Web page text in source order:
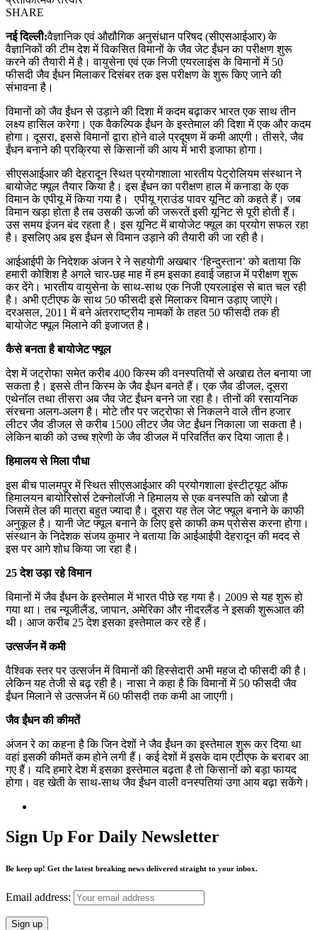
SHARE
नई दिल्लीे:वैज्ञानिक एवं औद्यौगिक अनुसंधान परिषद (सीएसआईआर) के
वैज्ञानिकों की टीम देश में विकसित विमानों के जैव जेट ईंधन का परीक्षण शुरू
करने की तैयारी में है। वायुसेना एवं एक निजी एयरलाइंस के विमानों में 50
फीसदी जैव ईंधन मिलाकर दिसंबर तक इस परीक्षण के शुरू किए जाने की
संभावना है।
विमानों को जैव ईंधन से उड़ाने की दिशा में कदम बढ़ाकर भारत एक साथ तीन
लक्ष्य हासिल करेगा। एक वैकल्पिक ईंधन के इस्तेमाल की दिशा में एक और कदम
होगा। दूसरा, इससे विमानों द्वारा होने वाले प्रदूषण में कमी आएगी। तीसरे, जैव
ईंधन बनाने की प्रक्रिया से किसानों की आय में भारी इजाफा होगा।
सीएसआईआर की देहरादून स्थित प्रयोगशाला भारतीय पेट्रोलियम संस्थान ने
बायोजेट फ्यूल तैयार किया है। इस ईंधन का परीक्षण हाल में कनाडा के एक
विमान के एपीयू में किया गया है। एपीयू ग्राउंड पावर यूनिट को कहते हैं। जब
विमान खड़ा होता है तब उसकी ऊर्जा की जरूरतें इसी यूनिट से पूरी होती हैं।
उस समय इंजन बंद रहता है। इस यूनिट में बायोजेट फ्यूल का प्रयोग सफल रहा
है। इसलिए अब इस ईंधन से विमान उड़ाने की तैयारी की जा रही है।
आईआईपी के निदेशक अंजन रे ने सहयोगी अखबार ‘हिन्दुस्तान’ को बताया कि
हमारी कोशिश है अगले चार-छह माह में हम इसका हवाई जहाज में परीक्षण शुरू
कर देंगे। भारतीय वायुसेना के साथ-साथ एक निजी एयरलाइंस से बात चल रही
है। अभी एटीएफ के साथ 50 फीसदी इसे मिलाकर विमान उड़ाए जाएंगे।
दरअसल, 2011 में बने अंतरराष्ट्रीय नामकों के तहत 50 फीसदी तक ही
बायोजेट फ्यूल मिलाने की इजाजत है।
कैसे बनता है बायोजेट फ्यूल
देश में जट्रोफा समेत करीब 400 किस्म की वनस्पतियों से अखाद्य तेल बनाया जा
सकता है। इससे तीन किस्म के जैव ईंधन बनते हैं। एक जैव डीजल, दूसरा
एथेनॉल तथा तीसरा अब जैव जेट ईंधन बनने जा रहा है। तीनों की रसायनिक
संरचना अलग-अलग है। मोटे तौर पर जट्रोफा से निकलने वाले तीन हजार
लीटर जैव डीजल से करीब 1500 लीटर जैव जेट ईंधन निकाला जा सकता है।
लेकिन बाकी को उच्च श्रेणी के जैव डीजल में परिवर्तित कर दिया जाता है।
हिमालय से मिला पौधा
इस बीच पालमपुर में स्थित सीएसआईआर की प्रयोगशाला इंस्टीट्यूट ऑफ
हिमालयन बायोरिसोर्स टेक्नोलॉजी ने हिमालय से एक वनस्पति को खोजा है
जिसमें तेल की मात्रा बहुत ज्यादा है। दूसरा यह तेल जेट फ्यूल बनाने के काफी
अनुकूल है। यानी जेट फ्यूल बनाने के लिए इसे काफी कम प्रोसेस करना होगा।
संस्थान के निदेशक संजय कुमार ने बताया कि आईआईपी देहरादून की मदद से
इस पर आगे शोध किया जा रहा है।
25 देश उड़ा रहे विमान
विमानों में जैव ईंधन के इस्तेमाल में भारत पीछे रह गया है। 2009 से यह शुरू हो
गया था। तब न्यूजीलैंड, जापान, अमेरिका और नीदरलैंड ने इसकी शुरूआत की
थी। आज करीब 25 देश इसका इस्तेमाल कर रहे हैं।
उत्सर्जन में कमी
वैश्विक स्तर पर उत्सर्जन में विमानों की हिस्सेदारी अभी महज दो फीसदी की है।
लेकिन यह तेजी से बढ़ रही है। नासा ने कहा है कि विमानों में 50 फीसदी जैव
ईंधन मिलाने से उत्सर्जन में 60 फीसदी तक कमी आ जाएगी।
जैव ईंधन की कीमतें
अंजन रे का कहना है कि जिन देशों ने जैव ईंधन का इस्तेमाल शुरू कर दिया था
वहां इसकी कीमतें कम होने लगी हैं। कई देशों में इसके दाम एटीएफ के बराबर आ
गए हैं। यदि हमारे देश में इसका इस्तेमाल बढ़ता है तो किसानों को बड़ा फायद
होगा। वह खेती के साथ-साथ जैव ईंधन वाली वनस्पतियां उगा आय बढ़ा सकेंगे।
Sign Up For Daily Newsletter
Be keep up! Get the latest breaking news delivered straight to your inbox.
Email address: